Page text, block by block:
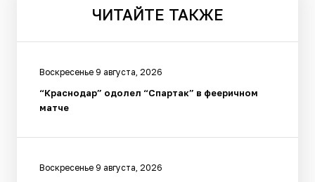
ЧИТАЙТЕ ТАКЖЕ
Воскресенье 9 августа, 2026
“Краснодар” одолел “Спартак” в фееричном
матче
Воскресенье 9 августа, 2026